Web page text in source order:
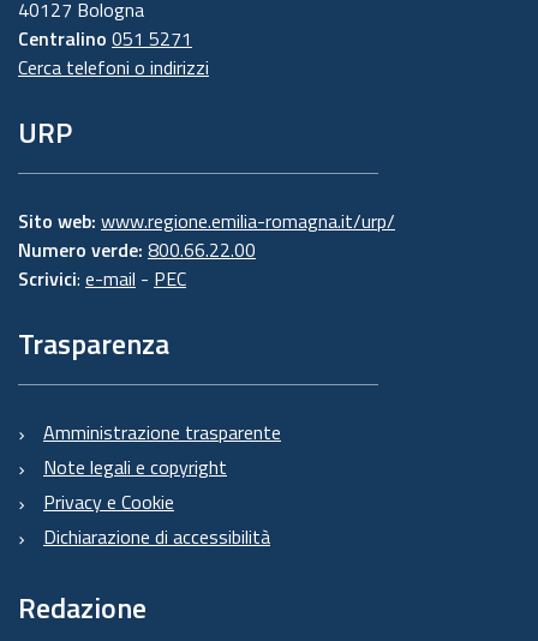
40127 Bologna
Centralino 051 5271
Cerca telefoni o indirizzi
URP
Sito web: www.regione.emilia-romagna.it/urp/
Numero verde: 800.66.22.00
Scrivici: e-mail - PEC
Trasparenza
Amministrazione trasparente
Note legali e copyright
Privacy e Cookie
Dichiarazione di accessibilità
Redazione